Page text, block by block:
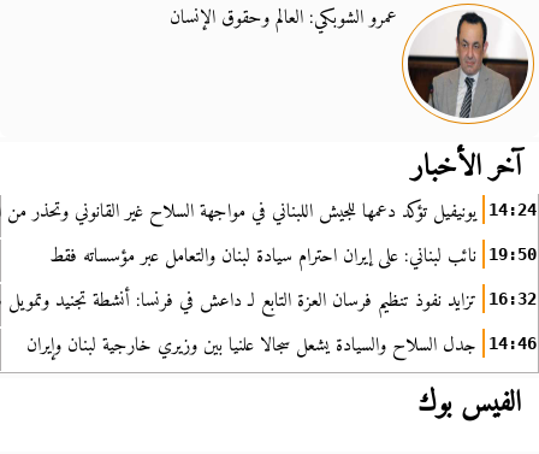
عمرو الشوبكي: العالم وحقوق الإنسان
آخر الأخبار
14:24 يونيفيل تؤكد دعمها للجيش اللبناني في مواجهة السلاح غير القانوني وتحذر من
19:50 نائب لبناني: على إيران احترام سيادة لبنان والتعامل عبر مؤسساته فقط
16:32 تزايد نفوذ تنظيم فرسان العزة التابع لـ داعش في فرنسا: أنشطة تجنيد
14:46 جدل السلاح والسيادة يشعل سجالا علنيا بين وزيري خارجية لبنان وإيران
الفيس بوك